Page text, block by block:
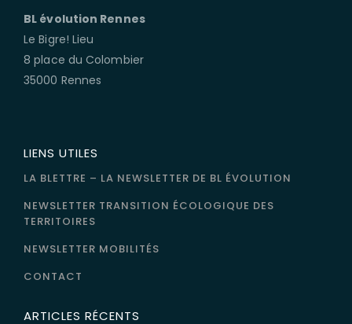
BL évolution Rennes
Le Bigre! Lieu
8 place du Colombier
35000 Rennes
LIENS UTILES
LA BLETTRE – LA NEWSLETTER DE BL ÉVOLUTION
NEWSLETTER TRANSITION ÉCOLOGIQUE DES
TERRITOIRES
NEWSLETTER MOBILITÉS
CONTACT
ARTICLES RÉCENTS